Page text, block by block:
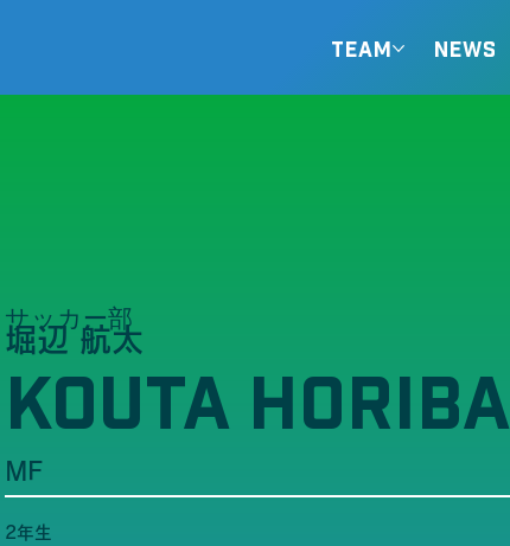
TEAM NEWS
サッカー部
堀辺 航太
KOUTA HORIBA
MF
2年生